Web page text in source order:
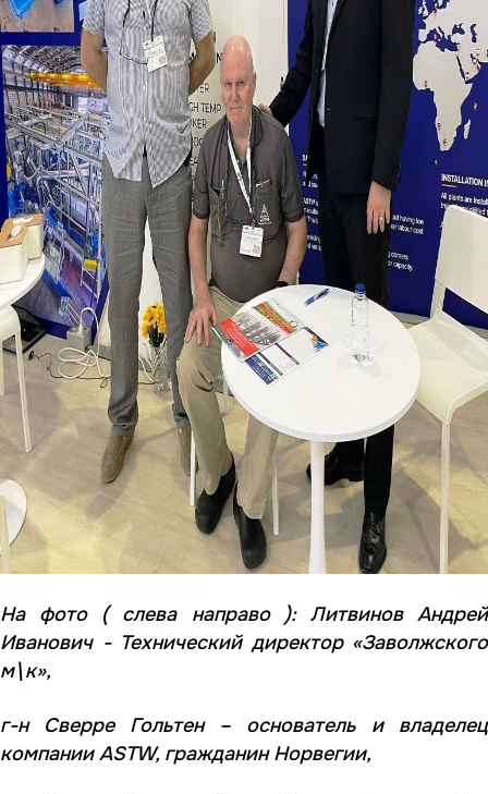
На фото ( слева направо ): Литвинов Андрей
Иванович - Технический директор «Заволжского
м\к»,
г-н Сверре Гольтен – основатель и владелец
компании ASTW, гражданин Норвегии,